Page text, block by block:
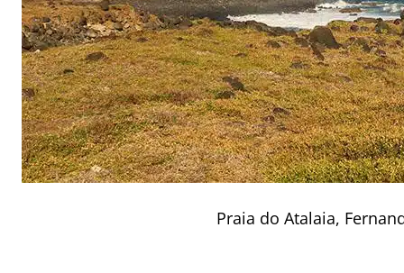
Praia do Atalaia,